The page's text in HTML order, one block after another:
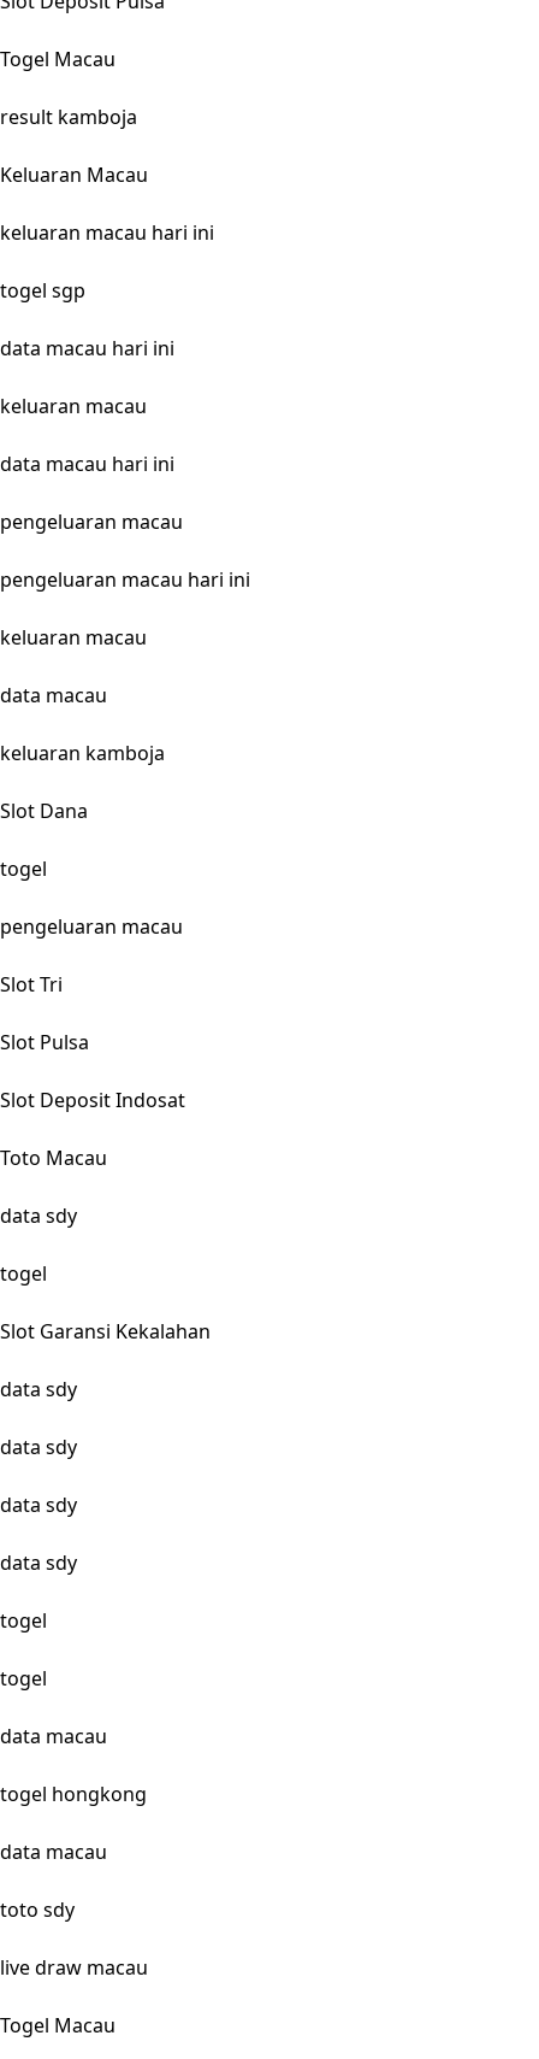
Togel Macau
result kamboja
Keluaran Macau
keluaran macau hari ini
togel sgp
data macau hari ini
keluaran macau
data macau hari ini
pengeluaran macau
pengeluaran macau hari ini
keluaran macau
data macau
keluaran kamboja
Slot Dana
togel
pengeluaran macau
Slot Tri
Slot Pulsa
Slot Deposit Indosat
Toto Macau
data sdy
togel
Slot Garansi Kekalahan
data sdy
data sdy
data sdy
data sdy
togel
togel
data macau
togel hongkong
data macau
toto sdy
live draw macau
Togel Macau